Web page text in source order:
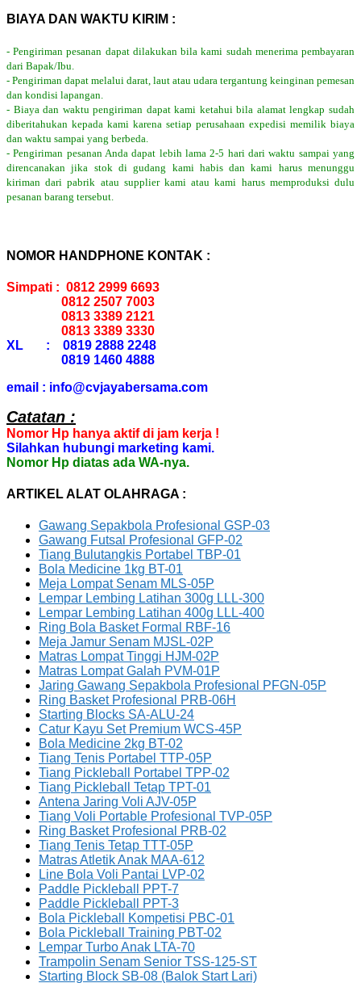
BIAYA DAN WAKTU KIRIM :
- Pengiriman pesanan dapat dilakukan bila kami sudah menerima pembayaran
dari Bapak/Ibu.
- Pengiriman dapat melalui darat, laut atau udara tergantung keinginan pemesan
dan kondisi lapangan.
- Biaya dan waktu pengiriman dapat kami ketahui bila alamat lengkap sudah
diberitahukan kepada kami karena setiap perusahaan expedisi memilik biaya
dan waktu sampai yang berbeda.
- Pengiriman pesanan Anda dapat lebih lama 2-5 hari dari waktu sampai yang
direncanakan jika stok di gudang kami habis dan kami harus menunggu
kiriman dari pabrik atau supplier kami atau kami harus memproduksi dulu
pesanan barang tersebut.
NOMOR HANDPHONE KONTAK :
Simpati : 0812 2999 6693
0812 2507 7003
0813 3389 2121
0813 3389 3330
XL : 0819 2888 2248
0819 1460 4888
email : info@cvjayabersama.com
Catatan :
Nomor Hp hanya aktif di jam kerja !
Silahkan hubungi marketing kami.
Nomor Hp diatas ada WA-nya.
ARTIKEL ALAT OLAHRAGA :
Gawang Sepakbola Profesional GSP-03
Gawang Futsal Profesional GFP-02
Tiang Bulutangkis Portabel TBP-01
Bola Medicine 1kg BT-01
Meja Lompat Senam MLS-05P
Lempar Lembing Latihan 300g LLL-300
Lempar Lembing Latihan 400g LLL-400
Ring Bola Basket Formal RBF-16
Meja Jamur Senam MJSL-02P
Matras Lompat Tinggi HJM-02P
Matras Lompat Galah PVM-01P
Jaring Gawang Sepakbola Profesional PFGN-05P
Ring Basket Profesional PRB-06H
Starting Blocks SA-ALU-24
Catur Kayu Set Premium WCS-45P
Bola Medicine 2kg BT-02
Tiang Tenis Portabel TTP-05P
Tiang Pickleball Portabel TPP-02
Tiang Pickleball Tetap TPT-01
Antena Jaring Voli AJV-05P
Tiang Voli Portable Profesional TVP-05P
Ring Basket Profesional PRB-02
Tiang Tenis Tetap TTT-05P
Matras Atletik Anak MAA-612
Line Bola Voli Pantai LVP-02
Paddle Pickleball PPT-7
Paddle Pickleball PPT-3
Bola Pickleball Kompetisi PBC-01
Bola Pickleball Training PBT-02
Lempar Turbo Anak LTA-70
Trampolin Senam Senior TSS-125-ST
Starting Block SB-08 (Balok Start Lari)